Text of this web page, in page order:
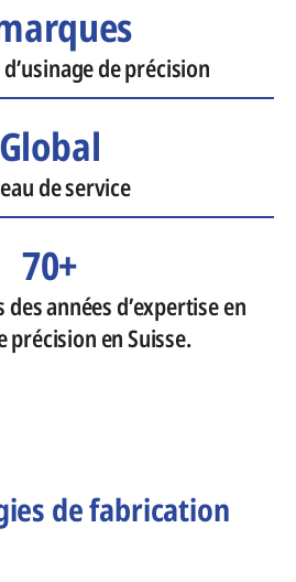
de précision
Global
de service
70+
années d’expertise en
précision en Suisse.
de fabrication